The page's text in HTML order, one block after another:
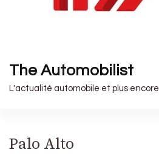
The Automobilist
L'actualité automobile et plus encore
Palo Alto